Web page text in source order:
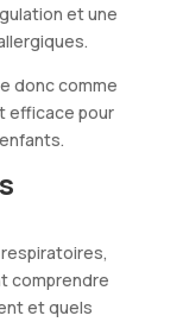
et une
donc comme
efficace pour
comprendre
et quels